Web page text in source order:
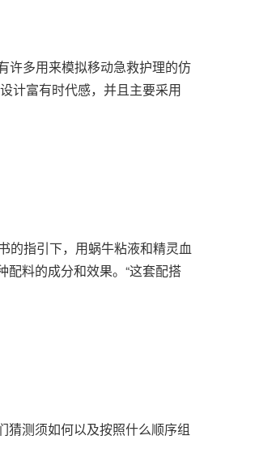
许多用来模拟移动急救护理的仿
计富有时代感，并且主要采用
的指引下，用蜗牛粘液和精灵血
料的成分和效果。“这套配搭
猜测须如何以及按照什么顺序组